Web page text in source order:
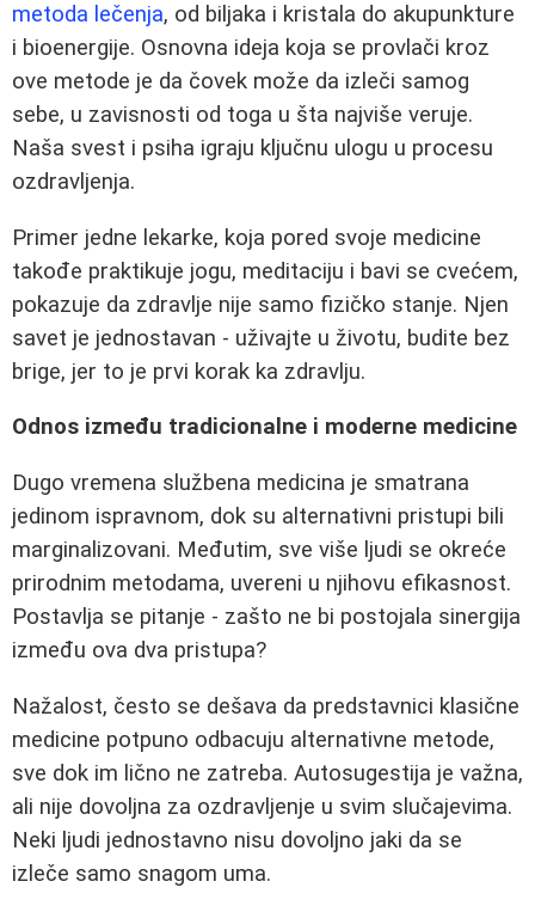
metoda lečenja, od biljaka i kristala do akupunkture
i bioenergije. Osnovna ideja koja se provlači kroz
ove metode je da čovek može da izleči samog
sebe, u zavisnosti od toga u šta najviše veruje.
Naša svest i psiha igraju ključnu ulogu u procesu
ozdravljenja.
Primer jedne lekarke, koja pored svoje medicine
takođe praktikuje jogu, meditaciju i bavi se cvećem,
pokazuje da zdravlje nije samo fizičko stanje. Njen
savet je jednostavan - uživajte u životu, budite bez
brige, jer to je prvi korak ka zdravlju.
Odnos između tradicionalne i moderne medicine
Dugo vremena službena medicina je smatrana
jedinom ispravnom, dok su alternativni pristupi bili
marginalizovani. Međutim, sve više ljudi se okreće
prirodnim metodama, uvereni u njihovu efikasnost.
Postavlja se pitanje - zašto ne bi postojala sinergija
između ova dva pristupa?
Nažalost, često se dešava da predstavnici klasične
medicine potpuno odbacuju alternativne metode,
sve dok im lično ne zatreba. Autosugestija je važna,
ali nije dovoljna za ozdravljenje u svim slučajevima.
Neki ljudi jednostavno nisu dovoljno jaki da se
izleče samo snagom uma.